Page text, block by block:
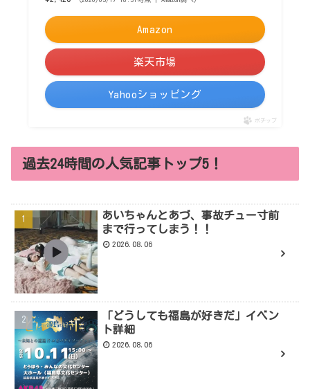
Amazon
楽天市場
Yahooショッピング
ポチップ
過去24時間の人気記事トップ5！
あいちゃんとあづ、事故チュー寸前
まで行ってしまう！！
2026.08.06
「どうしても福島が好きだ」イベン
ト詳細
2026.08.06